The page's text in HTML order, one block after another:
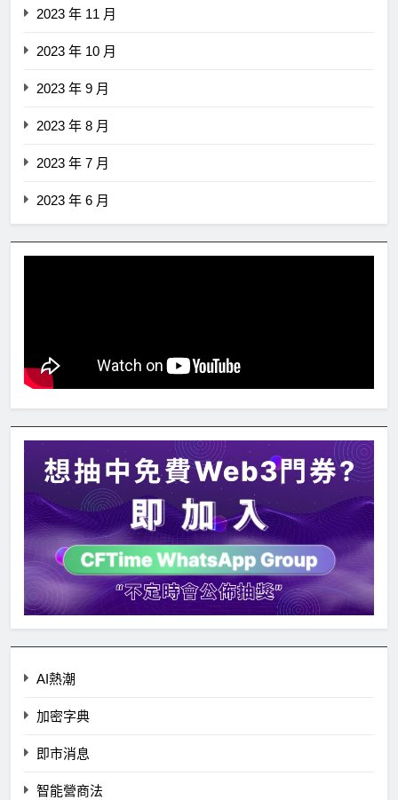
2023 年 11 月
2023 年 10 月
2023 年 9 月
2023 年 8 月
2023 年 7 月
2023 年 6 月
AI熱潮
加密字典
即市消息
智能營商法